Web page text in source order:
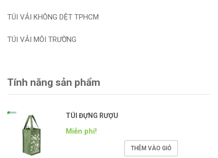
TÚI VẢI KHÔNG DỆT TPHCM
TÚI VẢI MÔI TRƯỜNG
Tính năng sản phẩm
TÚI ĐỰNG RƯỢU
Miễn phí!
THÊM VÀO GIỎ